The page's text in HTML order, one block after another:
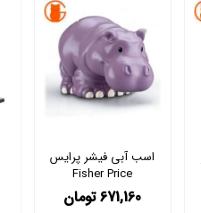
اسب آبی فیشر پرایس
Fisher Price
671,160 تومان